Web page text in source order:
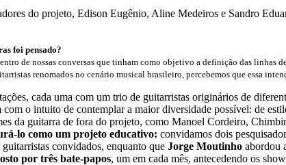
do projeto, Edison Eugênio, Aline Medeiros e Sandro
foi pensado?
de nossas conversas que tinham como objetivo a definição das
renomados no cenário musical brasileiro, percebemos que essa
cada uma com um trio de guitarristas originários de
o intuito de contemplar a maior diversidade possível: de
da guitarra de fora do projeto, como Manoel Cordeiro,
lo como um projeto educativo: convidamos dois
convidados, enquanto que Jorge Moutinho abordou
por três bate-papos, um em cada mês, antecedendo os